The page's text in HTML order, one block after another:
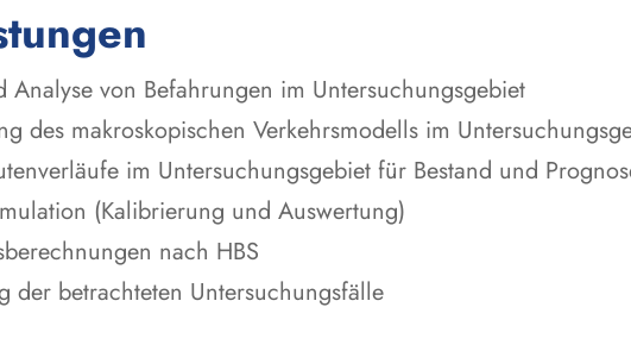
von Befahrungen im Untersuchungsgebiet
des makroskopischen Verkehrsmodells im
im Untersuchungsgebiet für Bestand und
(Kalibrierung und Auswertung)
nach HBS
der betrachteten Untersuchungsfälle